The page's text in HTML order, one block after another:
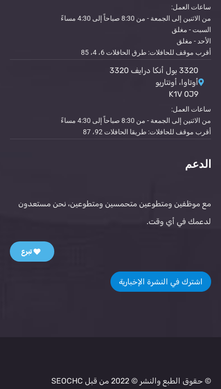
ساعات العمل:
من الاثنين إلى الجمعة - من 8:30 صباحاً إلى 4:30 مساءً
السبت - مغلق
الأحد - مغلق
أقرب موقف للحافلات: طرق الحافلات 6، 4، 85
3320 بول أنكا درايف 3320
أوتاوا، أونتاريو
K1V 0J9
ساعات العمل:
من الاثنين إلى الجمعة - من 8:30 صباحاً إلى 4:30 مساءً
أقرب موقف للحافلات: طريقا الحافلات 92، 87
الدعم
مع موظفين ومتطوعين متحمسين ومتطوعين، نحن مستعدون
لدعمك في أي وقت.
تبرع
اشترك في النشرة الإخبارية
© حقوق الطبع والنشر © 2022 من قبل SEOCHC